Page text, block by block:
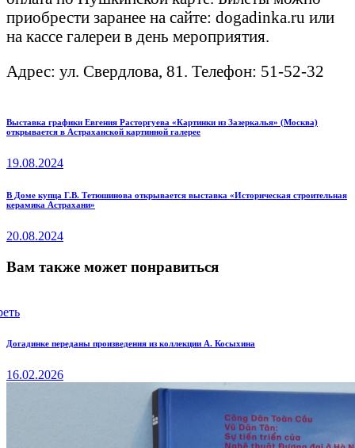
приобрести заранее на сайте: dogadinka.ru или
на кассе галереи в день мероприятия.
Адрес: ул. Свердлова, 81. Телефон: 51-52-32
Навигация
записям
Previous
post:
Выставка графики Евгения Расторгуева «Картинки из Зазеркалья» (Москва)
открывается в Астраханской картинной галерее
19.08.2024
Next
post:
В Доме купца Г.В. Тетюшинова открывается выставка «Историческая строительная
керамика Астрахани»
20.08.2024
Вам также может понравиться
Догадинке переданы произведения из коллекции А. Косыхина
16.02.2026